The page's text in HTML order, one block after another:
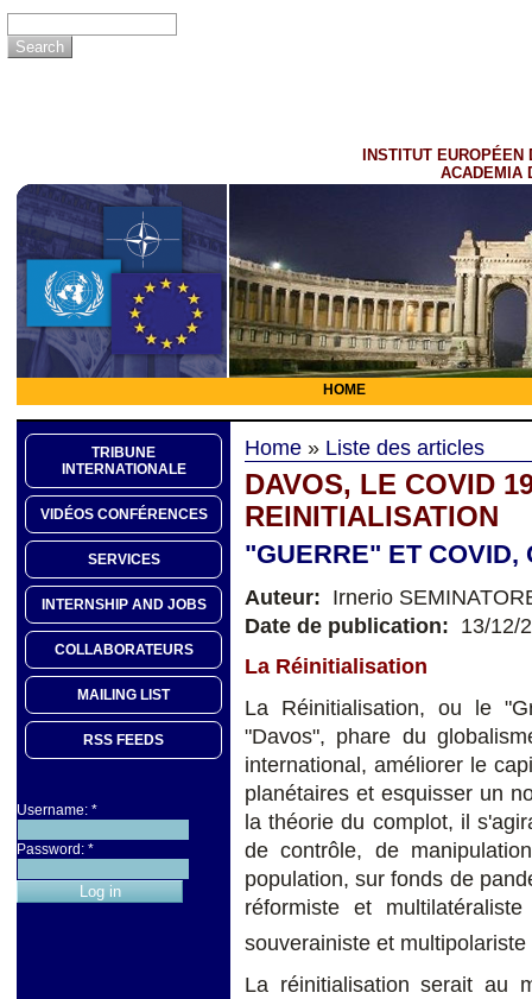
INSTITUT EUROPÉEN
ACADEMIA
HOME
TRIBUNE
INTERNATIONALE
VIDÉOS CONFÉRENCES
SERVICES
INTERNSHIP AND JOBS
COLLABORATEURS
MAILING LIST
RSS FEEDS
Username: *
Password: *
Home » Liste des articles
DAVOS, LE COVID
REINITIALISATION
"GUERRE" ET COVID,
Auteur: Irnerio
Date de publication: 13/12/
La Réinitialisation
La Réinitialisation, ou le
"Davos", phare du
international, améliorer le
planétaires et esquisser un
la théorie du complot, il
de contrôle, de
population, sur fonds de
réformiste et
souverainiste et
La réinitialisation serait au